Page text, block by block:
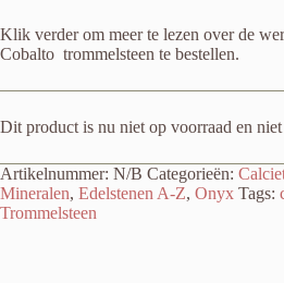
Klik verder om meer te lezen over de
Cobalto trommelsteen te bestellen.
Dit product is nu niet op voorraad en niet
Artikelnummer: N/B Categorieën:
Mineralen, Edelstenen A-Z, Onyx Tags:
Trommelsteen